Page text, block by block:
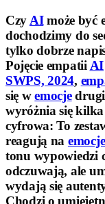
Czy AImoże być
dochodzimy do
tylko dobrze
Pojęcie empatii AI
SWPS, 2024,
się wemocje
wyróżnia się
cyfrowa: To
reagują na emocje
tonu wypowiedzi
odczuwają, ale
wydają się
Chodzi o